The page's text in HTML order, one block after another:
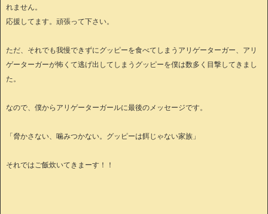
れません。
応援してます。頑張って下さい。
ただ、それでも我慢できずにグッピーを食べてしまうアリゲーターガー、アリ
ゲーターガーが怖くて逃げ出してしまうグッピーを僕は数多く目撃してきまし
た。
なので、僕からアリゲーターガールに最後のメッセージです。
「脅かさない、噛みつかない。グッピーは餌じゃない家族」
それではご飯炊いてきまーす！！